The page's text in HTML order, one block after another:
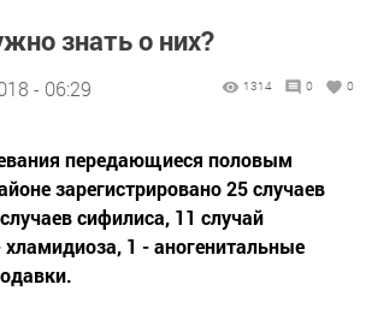
знать о них?
- 06:29 1314 0 0
передающиеся половым
зарегистрировано 25 случаев
сифилиса, 11 случай
1 - аногенитальные